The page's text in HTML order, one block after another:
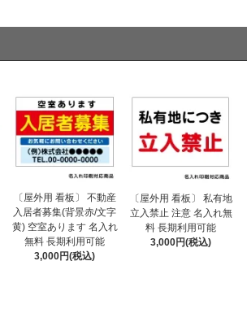
〔屋外用 看板〕 不動産
入居者募集(背景赤/文字
黄) 空室あります 名入れ
無料 長期利用可能
3,000円(税込)
〔屋外用 看板〕 私有地
立入禁止 注意 名入れ無
料 長期利用可能
3,000円(税込)